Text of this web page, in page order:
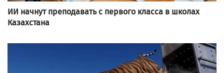
ИИ начнут преподавать с первого класса в школах
Казахстана